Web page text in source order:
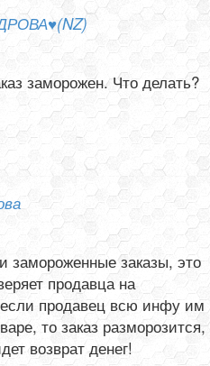
заморожен. Что делать?
замороженные заказы, это
продавца на
продавец всю инфу им
то заказ разморозится,
возврат денег!